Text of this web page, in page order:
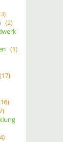
(2)
(1)
(17)